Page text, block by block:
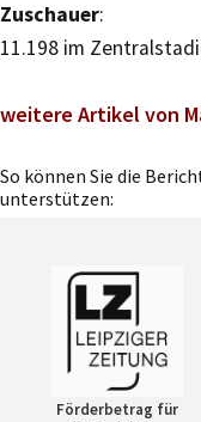
Zuschauer:
11.198 im
weitere Artikel von
So können Sie die
unterstützen:
Förderbetrag für